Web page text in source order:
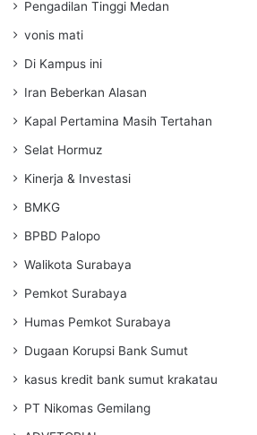
Pengadilan Tinggi Medan
vonis mati
Di Kampus ini
Iran Beberkan Alasan
Kapal Pertamina Masih Tertahan
Selat Hormuz
Kinerja & Investasi
BMKG
BPBD Palopo
Walikota Surabaya
Pemkot Surabaya
Humas Pemkot Surabaya
Dugaan Korupsi Bank Sumut
kasus kredit bank sumut krakatau
PT Nikomas Gemilang